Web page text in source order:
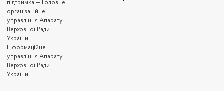
підтримка — Головне
організаційне
управління Апарату
Верховної Ради
України,
Інформаційне
управління Апарату
Верховної Ради
України